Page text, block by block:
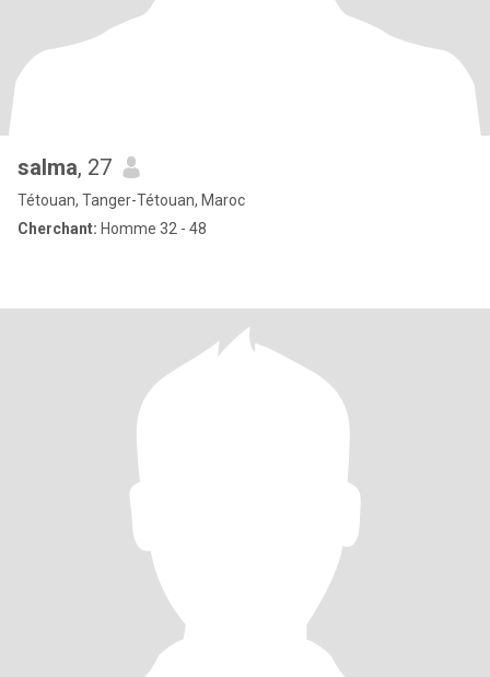
salma, 27
Tétouan, Tanger-Tétouan, Maroc
Cherchant: Homme 32 - 48